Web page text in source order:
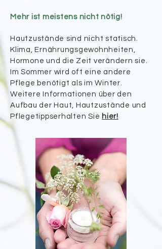
Mehr ist meistens nicht nötig!
Hautzustände sind nicht statisch.
Klima, Ernährungsgewohnheiten,
Hormone und die Zeit verändern sie.
Im Sommer wird oft eine andere
Pflege benötigt als im Winter.
Weitere Informationen über den
Aufbau der Haut, Hautzustände und
Pflegetippserhalten Sie hier!